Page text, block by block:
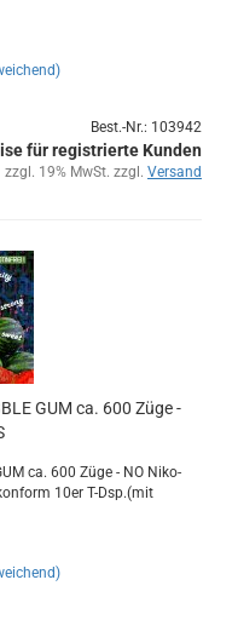
Best.-Nr.: 103942
für registrierte Kunden
zzgl. 19% MwSt. zzgl. Versand
GUM ca. 600 Züge -
ca. 600 Züge - NO Ni­ko­
10er T-Dsp.(mit